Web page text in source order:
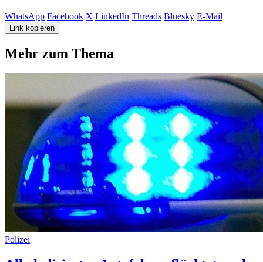
WhatsApp Facebook X LinkedIn Threads Bluesky E-Mail
Link kopieren
Mehr zum Thema
Polizei